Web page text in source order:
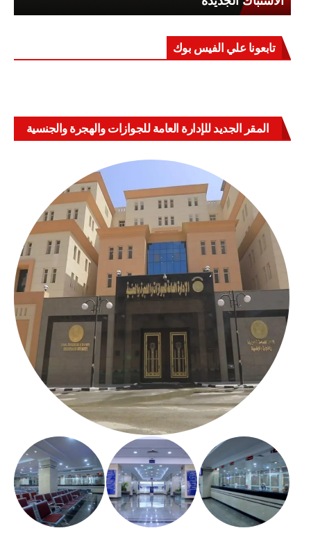
تابعونا علي الفيس بوك
المقر الجديد للإدارة العامة للجوازات والهجرة والجنسية